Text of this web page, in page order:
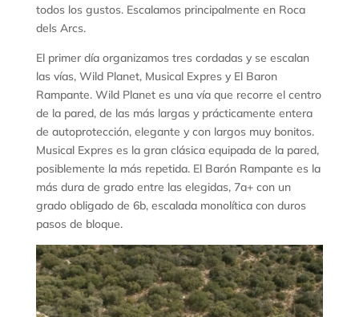
todos los gustos. Escalamos principalmente en Roca
dels Arcs.
El primer día organizamos tres cordadas y se escalan
las vías, Wild Planet, Musical Expres y El Baron
Rampante. Wild Planet es una vía que recorre el centro
de la pared, de las más largas y prácticamente entera
de autoprotección, elegante y con largos muy bonitos.
Musical Expres es la gran clásica equipada de la pared,
posiblemente la más repetida. El Barón Rampante es la
más dura de grado entre las elegidas, 7a+ con un
grado obligado de 6b, escalada monolítica con duros
pasos de bloque.